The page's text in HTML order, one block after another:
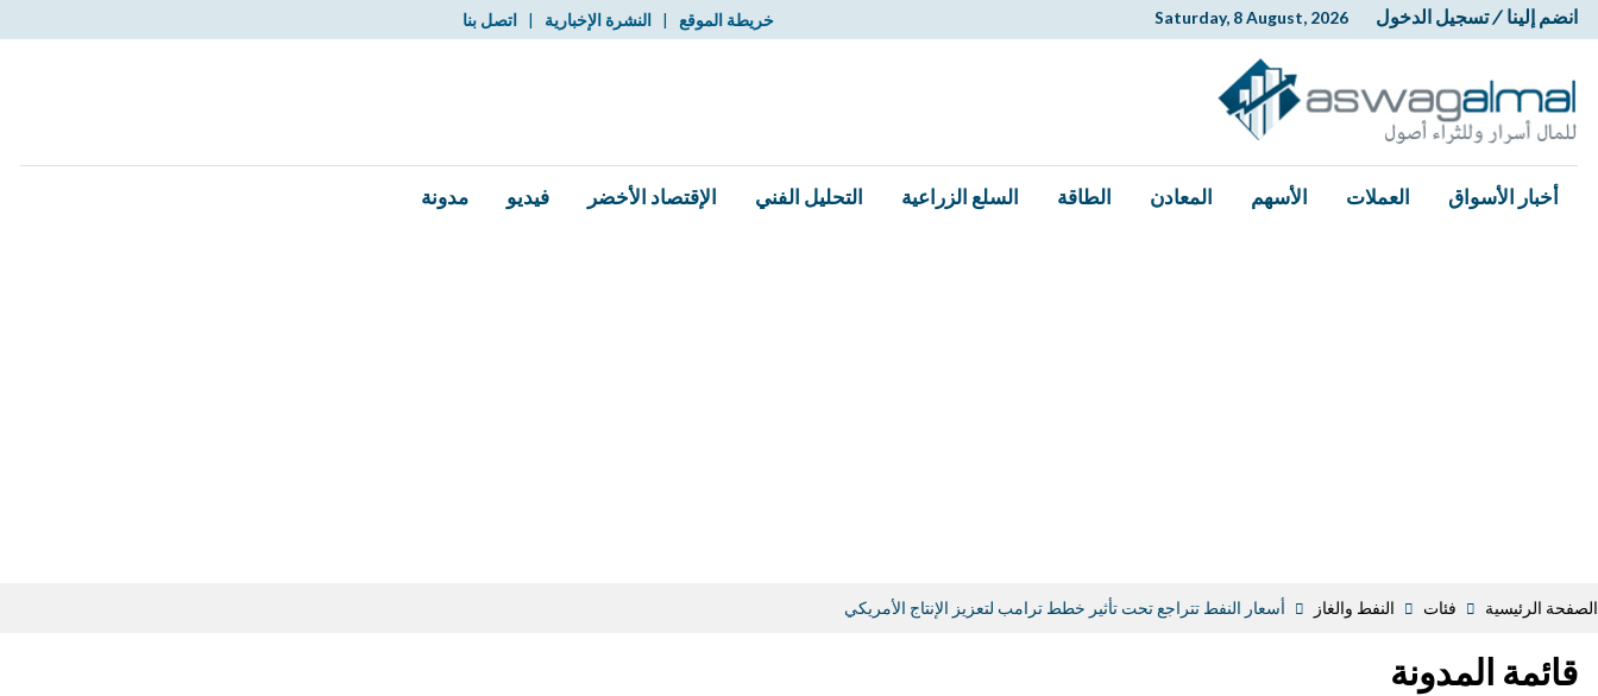
انضم إلينا / تسجيل الدخول Saturday, 8 August, 2026 خريطة الموقع | النشرة الإخبارية | اتصل بنا
أخبار الأسواق العملات الأسهم المعادن الطاقة السلع الزراعية التحليل الفني الإقتصاد الأخضر فيديو مدونة
الصفحة الرئيسية فئات النفط والغاز أسعار النفط تتراجع تحت تأثير خطط ترامب لتعزيز الإنتاج الأمريكي
قائمة المدونة